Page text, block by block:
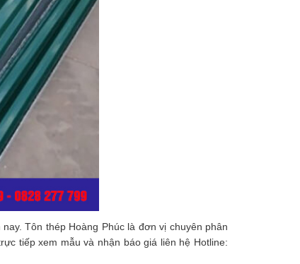
Tôn thép Hoàng Phúc là đơn vị chuyên phân
tiếp xem mẫu và nhận báo giá liên hệ Hotline: